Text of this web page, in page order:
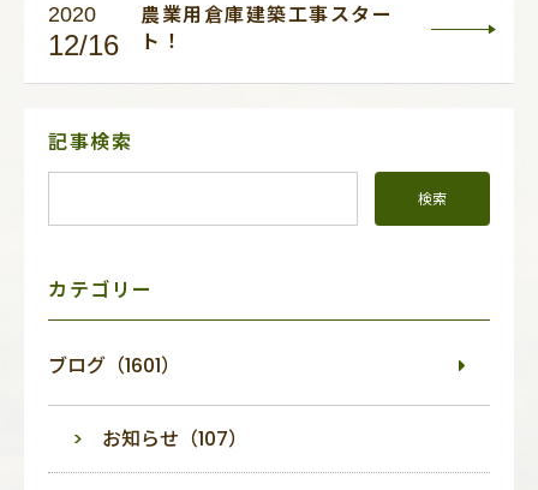
2020
12/16
農業用倉庫建築工事スター
ト！
サ
ニ
記事検索
カテゴリー
ブログ（1601）
お知らせ（107）